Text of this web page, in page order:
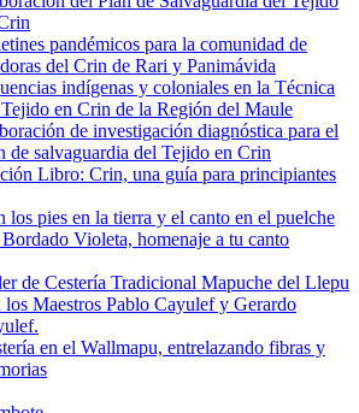
pandémicos para la comunidad de
del Crin de Rari y Panimávida
indígenas y coloniales en la Técnica
en Crin de la Región del Maule
de investigación diagnóstica para el
de salvaguardia del Tejido en Crin
Libro: Crin, una guía para principiantes
los pies en la tierra y el canto en el puelche
Violeta, homenaje a tu canto
de Cestería Tradicional Mapuche del Llepu
los Maestros Pablo Cayulef y Gerardo
en el Wallmapu, entrelazando fibras y